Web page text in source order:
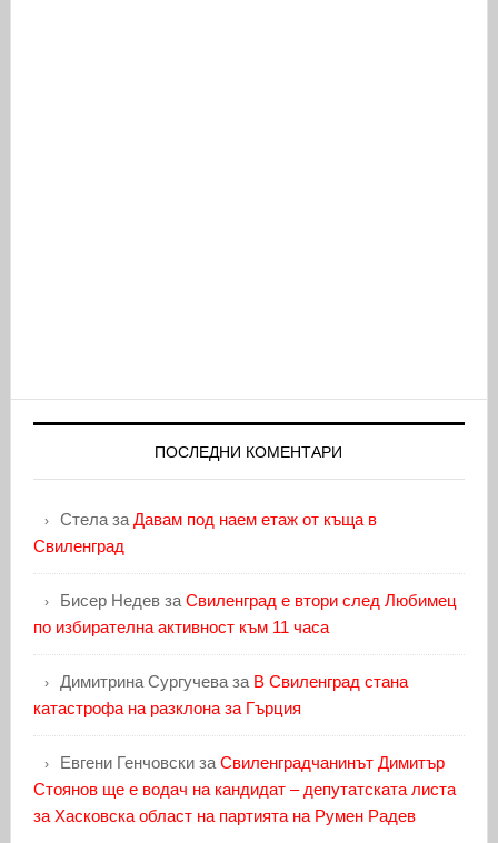
ПОСЛЕДНИ КОМЕНТАРИ
Стелаза Давам под наем етаж от къща в
Свиленград
Бисер Недевза Свиленград е втори след Любимец
по избирателна активност към 11 часа
Димитрина Сургучеваза В Свиленград стана
катастрофа на разклона за Гърция
Евгени Генчовскиза Свиленградчанинът Димитър
Стоянов ще е водач на кандидат – депутатската листа
за Хасковска област на партията на Румен Радев